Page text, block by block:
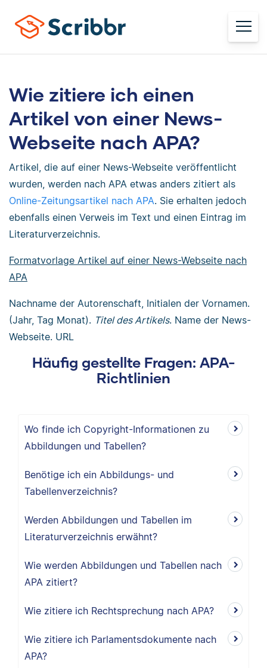
Wie zitiere ich einen
Artikel von einer News-
Webseite nach APA?
Artikel, die auf einer News-Webseite veröffentlicht
wurden, werden nach APA etwas anders zitiert als
Online-Zeitungsartikel nach APA. Sie erhalten jedoch
ebenfalls einen Verweis im Text und einen Eintrag im
Literaturverzeichnis.
Formatvorlage Artikel auf einer News-Webseite nach
APA
Nachname der Autorenschaft, Initialen der Vornamen.
(Jahr, Tag Monat). Titel des Artikels. Name der News-
Webseite. URL
Häufig gestellte Fragen: APA-
Richtlinien
Wo finde ich Copyright-Informationen zu
Abbildungen und Tabellen?
Benötige ich ein Abbildungs- und
Tabellenverzeichnis?
Werden Abbildungen und Tabellen im
Literaturverzeichnis erwähnt?
Wie werden Abbildungen und Tabellen nach
APA zitiert?
Wie zitiere ich Rechtsprechung nach APA?
Wie zitiere ich Parlamentsdokumente nach
APA?